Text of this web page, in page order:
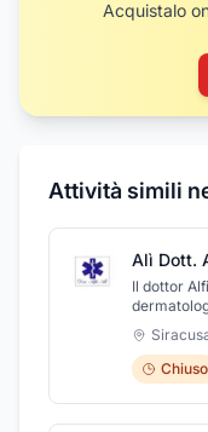
Acquistalo
Attività simili
Alì Dott.
Il dottor
possibile
diagnosi,
Chiuso